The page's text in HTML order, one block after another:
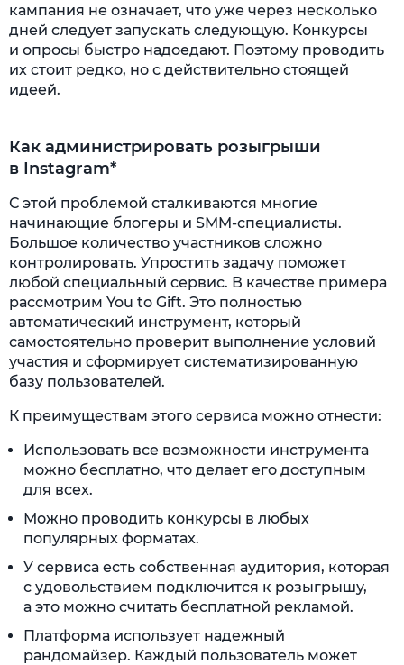
кампания не означает, что уже через несколько
дней следует запускать следующую. Конкурсы
и опросы быстро надоедают. Поэтому проводить
их стоит редко, но с действительно стоящей
идеей.
Как администрировать розыгрыши
в Instagram*
С этой проблемой сталкиваются многие
начинающие блогеры и SMM-специалисты.
Большое количество участников сложно
контролировать. Упростить задачу поможет
любой специальный сервис. В качестве примера
рассмотрим You to Gift. Это полностью
автоматический инструмент, который
самостоятельно проверит выполнение условий
участия и сформирует систематизированную
базу пользователей.
К преимуществам этого сервиса можно отнести:
Использовать все возможности инструмента
можно бесплатно, что делает его доступным
для всех.
Можно проводить конкурсы в любых
популярных форматах.
У сервиса есть собственная аудитория, которая
с удовольствием подключится к розыгрышу,
а это можно считать бесплатной рекламой.
Платформа использует надежный
рандомайзер. Каждый пользователь может